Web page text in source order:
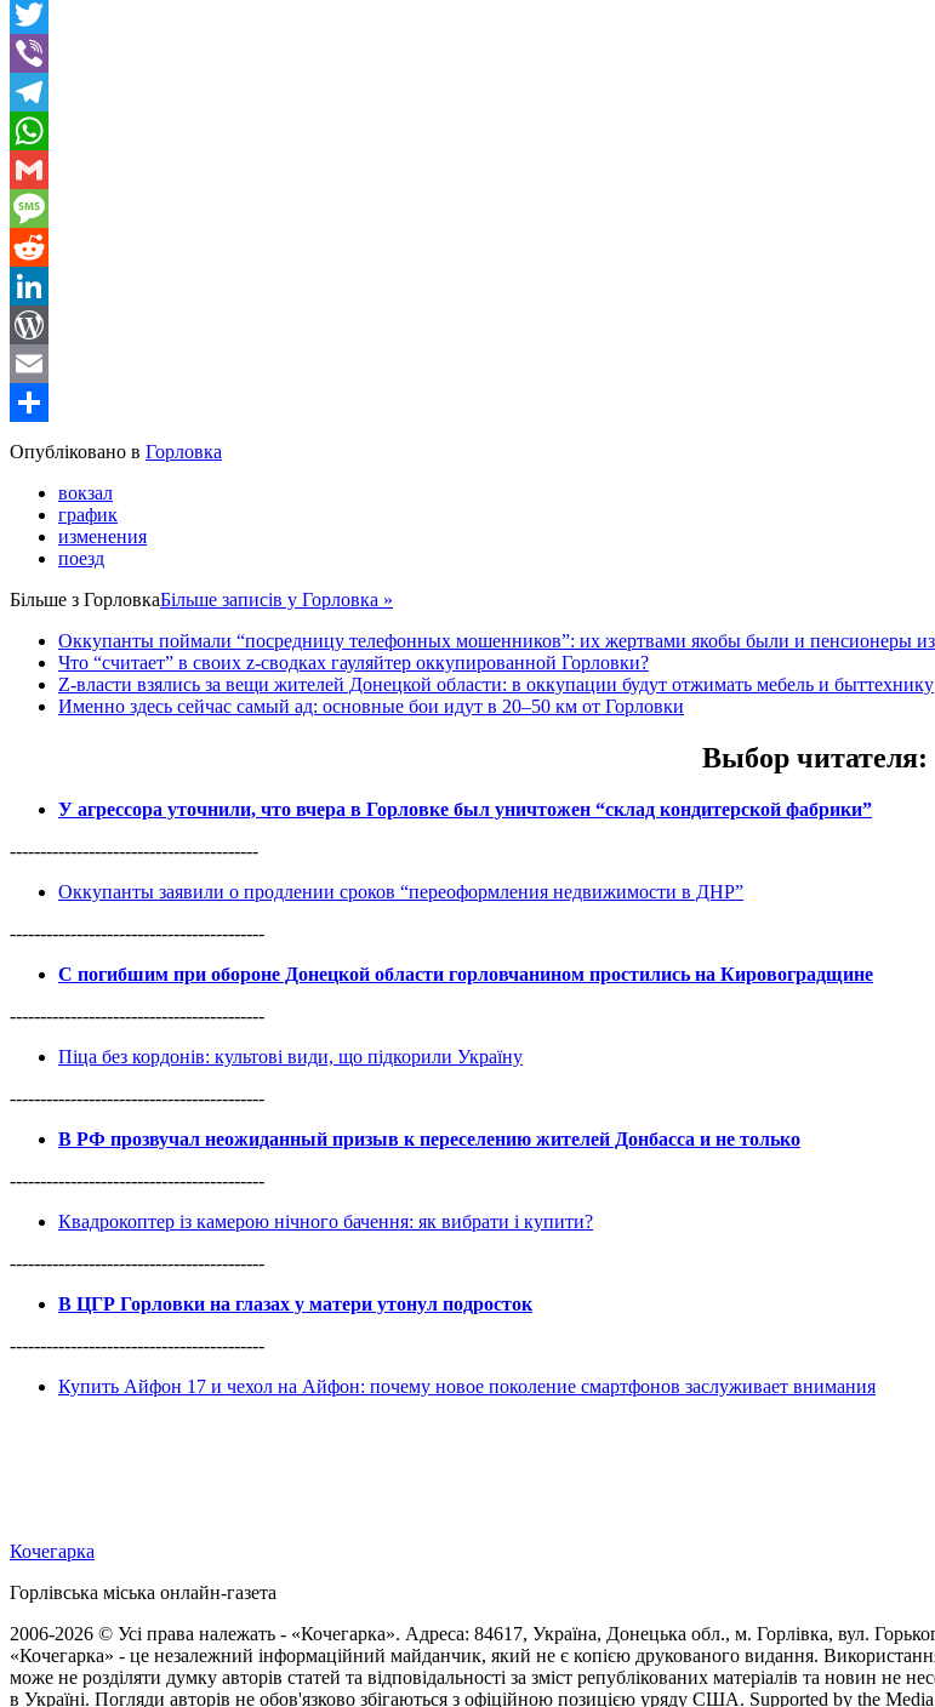
Facebook
Twitter
Viber
Telegram
WhatsApp
Gmail
Message
Reddit
LinkedIn
WordPress
Email
Share
Опубліковано в Горловка
вокзал
график
изменения
поезд
Більше з ГорловкаБільше записів у Горловка »
Оккупанты поймали “посредницу телефонных мошенников”: их жертвами якобы были и пенсионеры
Что “считает” в своих z-сводках гауляйтер оккупированной Горловки?
Z-власти взялись за вещи жителей Донецкой области: в оккупации будут отжимать мебель и быттехнику
Именно здесь сейчас самый ад: основные бои идут в 20–50 км от Горловки
Выбор читателя:
У агрессора уточнили, что вчера в Горловке был уничтожен “склад кондитерской фабрики”
-----------------------------------------
Оккупанты заявили о продлении сроков “переоформления недвижимости в ДНР”
------------------------------------------
С погибшим при обороне Донецкой области горловчанином простились на Кировоградщине
------------------------------------------
Піца без кордонів: культові види, що підкорили Україну
------------------------------------------
В РФ прозвучал неожиданный призыв к переселению жителей Донбасса и не только
------------------------------------------
Квадрокоптер із камерою нічного бачення: як вибрати і купити?
------------------------------------------
В ЦГР Горловки на глазах у матери утонул подросток
------------------------------------------
Купить Айфон 17 и чехол на Айфон: почему новое поколение смартфонов заслуживает внимания
Кочегарка
Горлівська міська онлайн-газета
2006-2026 © Усі права належать - «Кочегарка». Адреса: 84617, Україна, Донецька обл., м. Горлівка, вул.
«Кочегарка» - це незалежний інформаційний майданчик, який не є копією друкованого видання.
може не розділяти думку авторів статей та відповідальності за зміст републікованих матеріалів та новин
в Україні. Погляди авторів не обов'язково збігаються з офіційною позицією уряду США. Supported by the